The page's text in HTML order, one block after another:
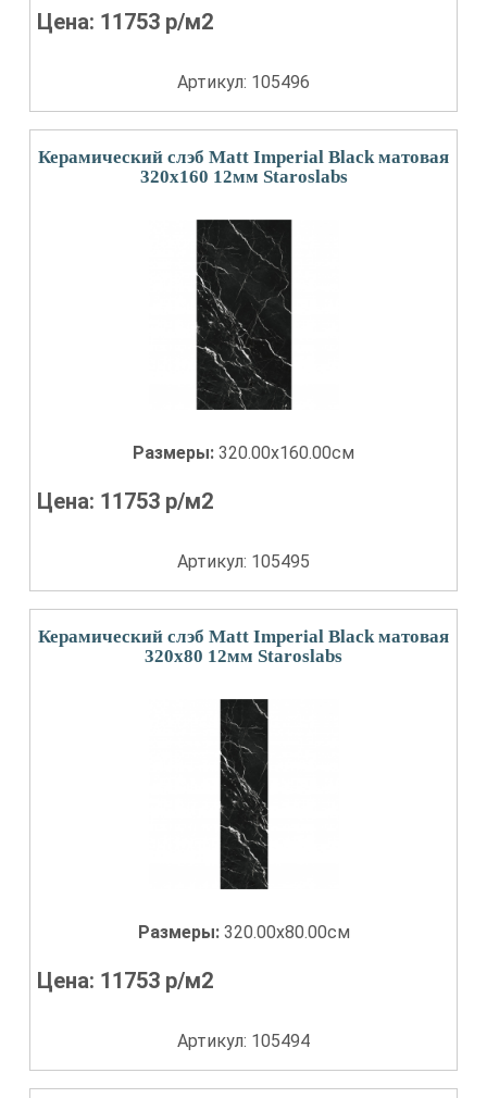
Цена: 11753 р/м2
Артикул: 105496
Керамический слэб Matt Imperial Black матовая
320x160 12мм Staroslabs
Размеры: 320.00x160.00см
Цена: 11753 р/м2
Артикул: 105495
Керамический слэб Matt Imperial Black матовая
320x80 12мм Staroslabs
Размеры: 320.00x80.00см
Цена: 11753 р/м2
Артикул: 105494